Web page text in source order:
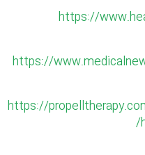
https://
https://
https://